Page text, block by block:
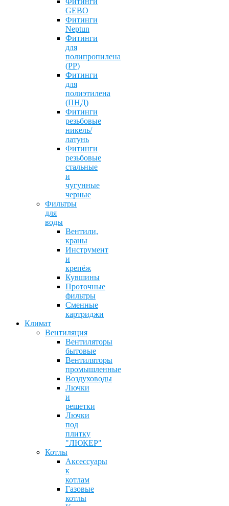
GEBO
Фитинги
Neptun
Фитинги
для
полипропилена
(PP)
Фитинги
для
полиэтилена
(ПНД)
Фитинги
резьбовые
никель/
латунь
Фитинги
резьбовые
стальные
и
чугунные
черные
Фильтры
для
воды
Вентили,
краны
Инструмент
и
крепёж
Кувшины
Проточные
фильтры
Сменные
картриджи
Климат
Вентиляция
Вентиляторы
бытовые
Вентиляторы
промышленные
Воздуховоды
Лючки
и
решетки
Лючки
под
плитку
"ЛЮКЕР"
Котлы
Аксессуары
к
котлам
Газовые
котлы